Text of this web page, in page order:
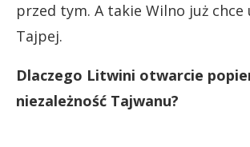
przed tym. A takie Wilno już chce
Tajpej.
Dlaczego Litwini otwarcie
niezależność Tajwanu?